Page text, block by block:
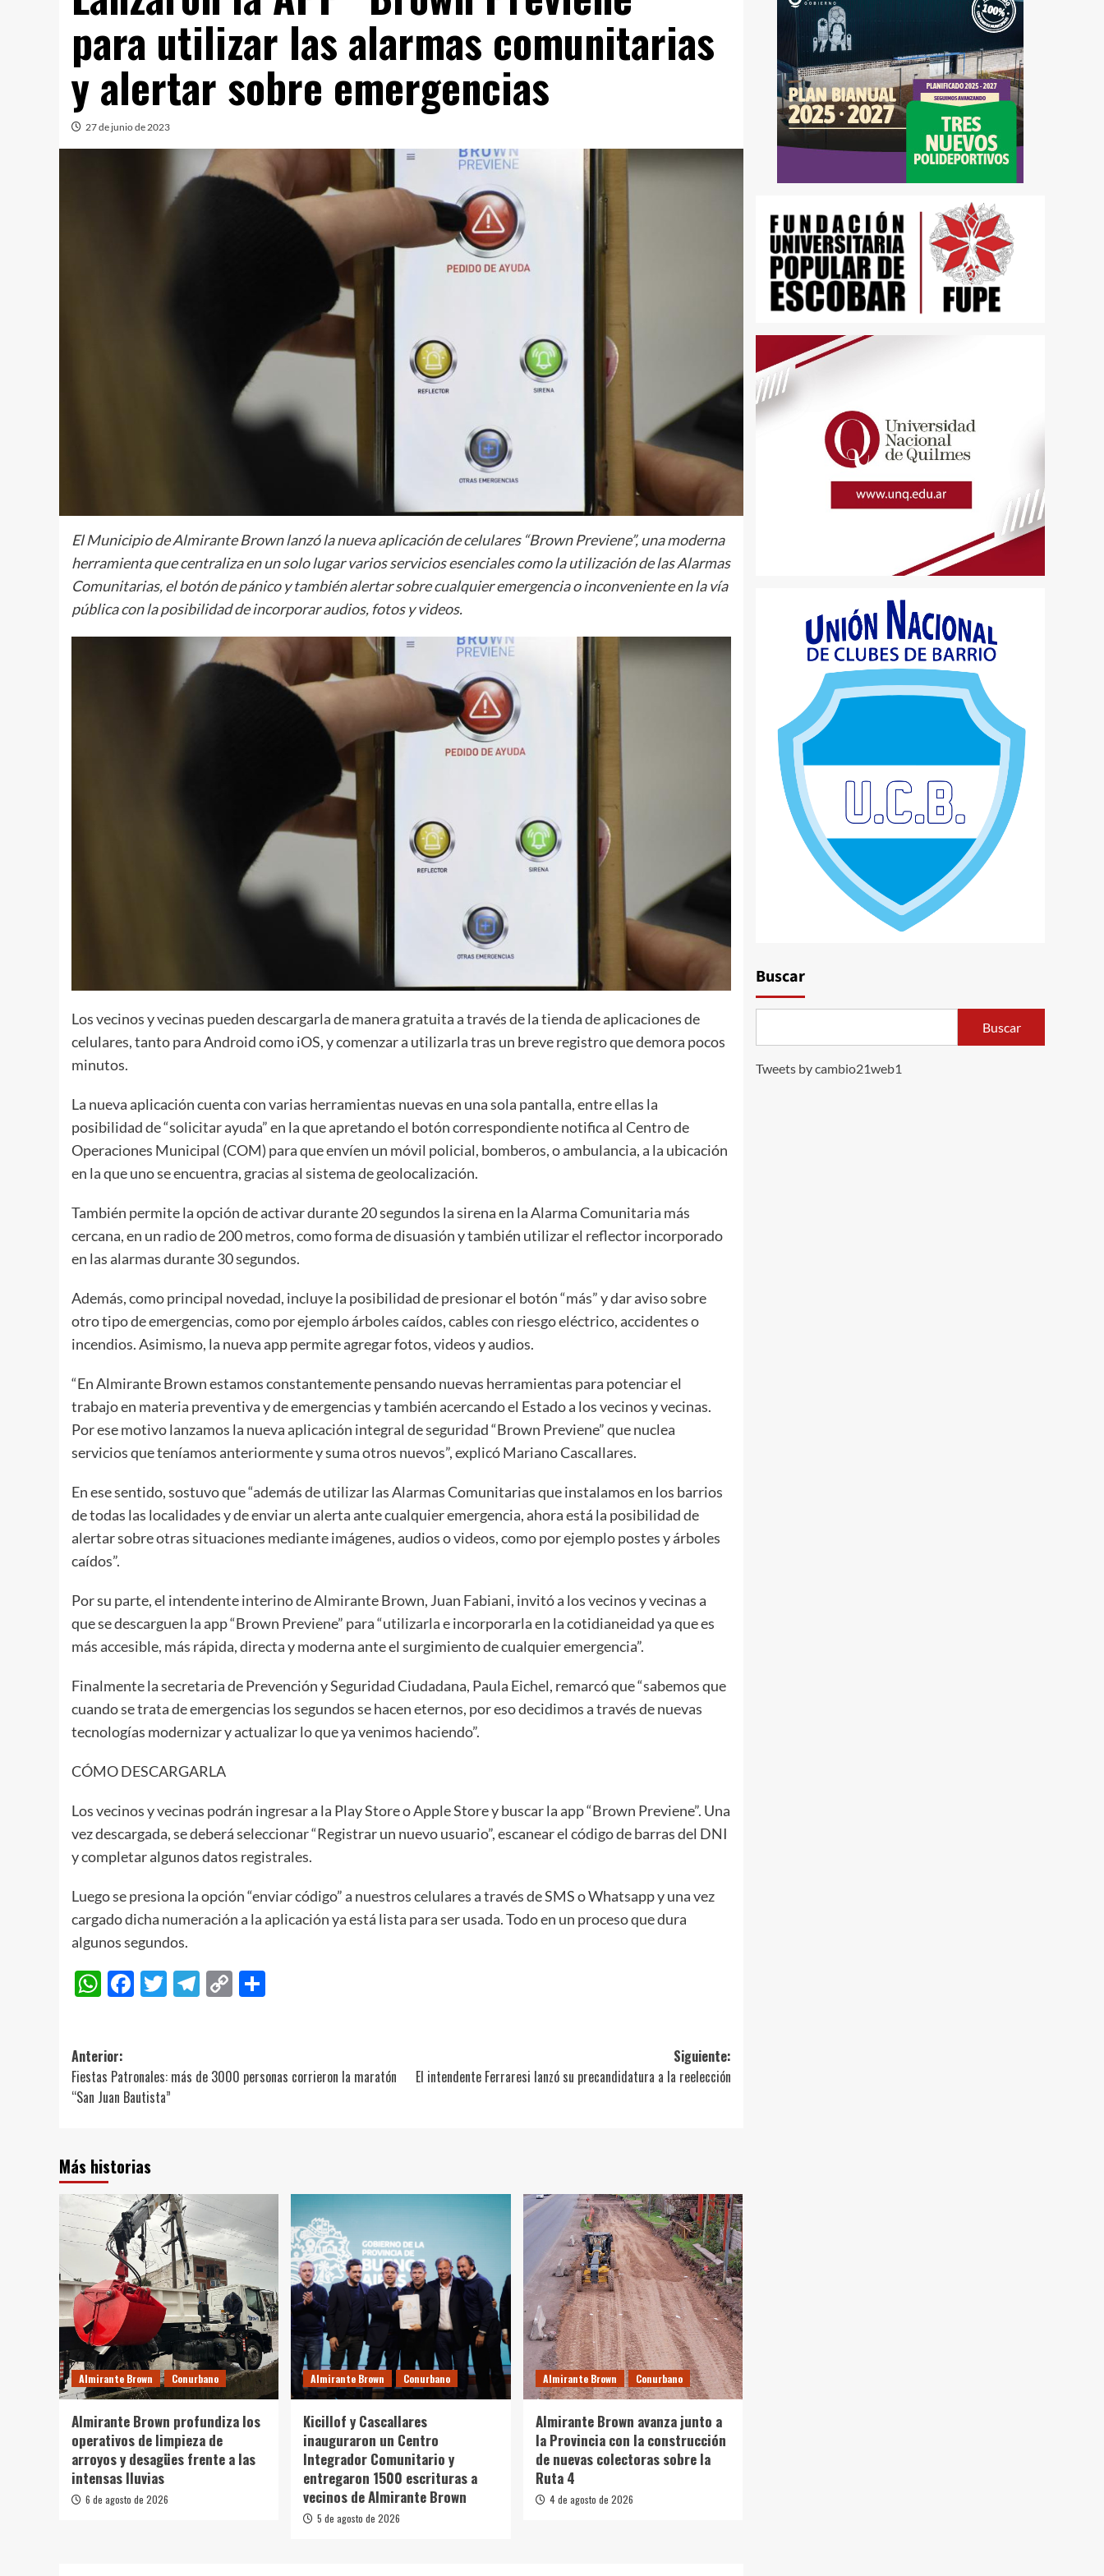
para utilizar las alarmas comunitarias
y alertar sobre emergencias
27 de junio de 2023
El Municipio de Almirante Brown lanzó la nueva aplicación de celulares “Brown Previene”, una moderna
herramienta que centraliza en un solo lugar varios servicios esenciales como la utilización de las Alarmas
Comunitarias, el botón de pánico y también alertar sobre cualquier emergencia o inconveniente en la vía
pública con la posibilidad de incorporar audios, fotos y videos.
Los vecinos y vecinas pueden descargarla de manera gratuita a través de la tienda de aplicaciones de
celulares, tanto para Android como iOS, y comenzar a utilizarla tras un breve registro que demora pocos
minutos.
La nueva aplicación cuenta con varias herramientas nuevas en una sola pantalla, entre ellas la
posibilidad de “solicitar ayuda” en la que apretando el botón correspondiente notifica al Centro de
Operaciones Municipal (COM) para que envíen un móvil policial, bomberos, o ambulancia, a la ubicación
en la que uno se encuentra, gracias al sistema de geolocalización.
También permite la opción de activar durante 20 segundos la sirena en la Alarma Comunitaria más
cercana, en un radio de 200 metros, como forma de disuasión y también utilizar el reflector incorporado
en las alarmas durante 30 segundos.
Además, como principal novedad, incluye la posibilidad de presionar el botón “más” y dar aviso sobre
otro tipo de emergencias, como por ejemplo árboles caídos, cables con riesgo eléctrico, accidentes o
incendios. Asimismo, la nueva app permite agregar fotos, videos y audios.
“En Almirante Brown estamos constantemente pensando nuevas herramientas para potenciar el
trabajo en materia preventiva y de emergencias y también acercando el Estado a los vecinos y vecinas.
Por ese motivo lanzamos la nueva aplicación integral de seguridad “Brown Previene” que nuclea
servicios que teníamos anteriormente y suma otros nuevos”, explicó Mariano Cascallares.
En ese sentido, sostuvo que “además de utilizar las Alarmas Comunitarias que instalamos en los barrios
de todas las localidades y de enviar un alerta ante cualquier emergencia, ahora está la posibilidad de
alertar sobre otras situaciones mediante imágenes, audios o videos, como por ejemplo postes y árboles
caídos”.
Por su parte, el intendente interino de Almirante Brown, Juan Fabiani, invitó a los vecinos y vecinas a
que se descarguen la app “Brown Previene” para “utilizarla e incorporarla en la cotidianeidad ya que es
más accesible, más rápida, directa y moderna ante el surgimiento de cualquier emergencia”.
Finalmente la secretaria de Prevención y Seguridad Ciudadana, Paula Eichel, remarcó que “sabemos que
cuando se trata de emergencias los segundos se hacen eternos, por eso decidimos a través de nuevas
tecnologías modernizar y actualizar lo que ya venimos haciendo”.
CÓMO DESCARGARLA
Los vecinos y vecinas podrán ingresar a la Play Store o Apple Store y buscar la app “Brown Previene”. Una
vez descargada, se deberá seleccionar “Registrar un nuevo usuario”, escanear el código de barras del DNI
y completar algunos datos registrales.
Luego se presiona la opción “enviar código” a nuestros celulares a través de SMS o Whatsapp y una vez
cargado dicha numeración a la aplicación ya está lista para ser usada. Todo en un proceso que dura
algunos segundos.
WhatsApp
Facebook
Twitter
Telegram
Copy
Navegación
de
entradas
Anterior:
Fiestas Patronales: más de 3000 personas corrieron la maratón
“San Juan Bautista”
Siguiente:
El intendente Ferraresi lanzó su precandidatura a la reelección
Más historias
Almirante Brown Conurbano
Almirante Brown profundiza los
operativos de limpieza de
arroyos y desagües frente a las
intensas lluvias
6 de agosto de 2026
Almirante Brown Conurbano
Kicillof y Cascallares
inauguraron un Centro
Integrador Comunitario y
entregaron 1500 escrituras a
vecinos de Almirante Brown
5 de agosto de 2026
Almirante Brown Conurbano
Almirante Brown avanza junto a
la Provincia con la construcción
de nuevas colectoras sobre la
Ruta 4
4 de agosto de 2026
Buscar
Buscar
Tweets by cambio21web1